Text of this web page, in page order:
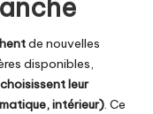
de nouvelles
disponibles,
choisissent leur
intérieur). Ce